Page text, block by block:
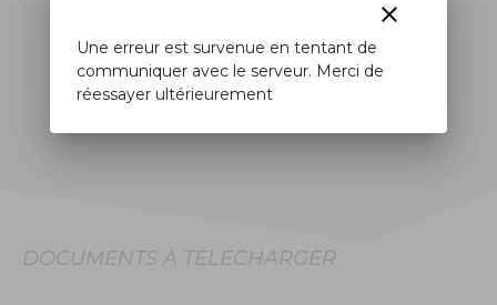
DOCUMENTS À TÉLÉCHARGER
clear
Une erreur est survenue en tentant de
communiquer avec le serveur. Merci de
réessayer ultérieurement